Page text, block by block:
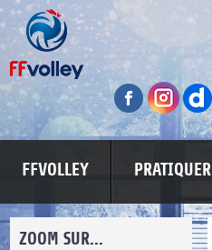
FFVOLLEY PRATIQUER
ZOOM SUR...